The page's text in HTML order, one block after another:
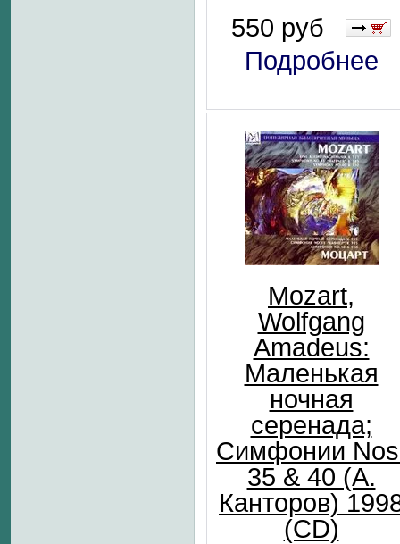
550 руб
Подробнее
Mozart,
Wolfgang
Amadeus:
Маленькая
ночная
серенада;
Симфонии
35 & 40 (А.
Канторов)
(CD)